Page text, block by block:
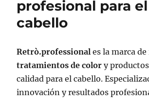
profesional para el
cabello
Retrò.professional es la marca
tratamientos de color y
calidad para el cabello.
innovación y resultados